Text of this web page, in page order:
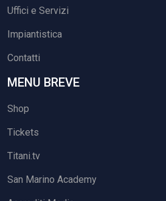
Uffici e Servizi
Impiantistica
Contatti
MENU BREVE
Shop
Tickets
Titani.tv
San Marino Academy